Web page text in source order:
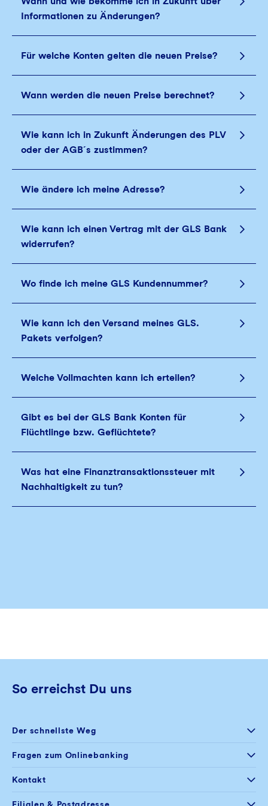
Informationen zu Änderungen?
Für welche Konten gelten die neuen Preise?
Wann werden die neuen Preise berechnet?
Wie kann ich in Zukunft Änderungen des PLV
oder der AGB´s zustimmen?
Wie ändere ich meine Adresse?
Wie kann ich einen Vertrag mit der GLS Bank
widerrufen?
Wo finde ich meine GLS Kundennummer?
Wie kann ich den Versand meines GLS.
Pakets verfolgen?
Welche Vollmachten kann ich erteilen?
Gibt es bei der GLS Bank Konten für
Flüchtlinge bzw. Geflüchtete?
Was hat eine Finanztransaktionssteuer mit
Nachhaltigkeit zu tun?
So erreichst Du uns
Der schnellste Weg
Selfservice
Postfach im
Fragen zum Onlinebanking
+49 234 5797 444
Mo – Fr
08:00 – 20:00 Uhr
Kontakt
+49 234 5797 100